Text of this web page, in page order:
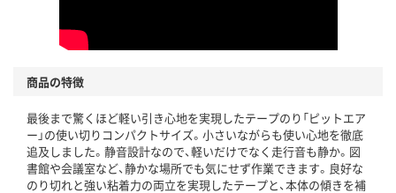
商品の特徴
最後まで驚くほど軽い引き心地を実現したテープのり「ピットエア
ー」の使い切りコンパクトサイズ。小さいながらも使い心地を徹底
追及しました。静音設計なので、軽いだけでなく走行音も静か。図
書館や会議室など、静かな場所でも気にせず作業できます。良好な
のり切れと強い粘着力の両立を実現したテープと、本体の傾きを補